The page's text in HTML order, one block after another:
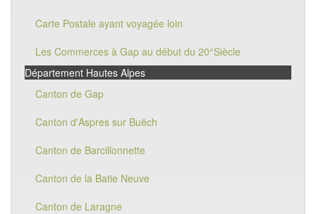
Carte Postale ayant voyagée loin
Les Commerces à Gap au début du 20°Siècle
Département Hautes Alpes
Canton de Gap
Canton d'Aspres sur Buëch
Canton de Barcillonnette
Canton de la Batie Neuve
Canton de Laragne